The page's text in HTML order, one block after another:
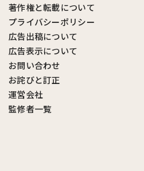
著作権と転載について
プライバシーポリシー
広告出稿について
広告表示について
お問い合わせ
お詫びと訂正
運営会社
監修者一覧